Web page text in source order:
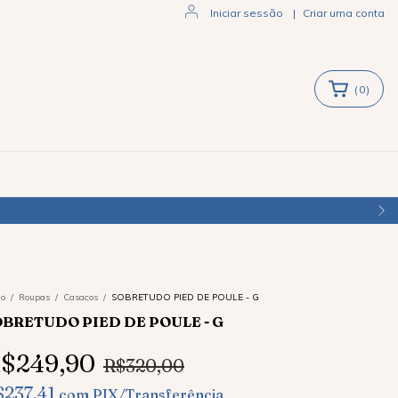
Iniciar sessão | Criar uma conta
( 0)
/ Roupas / Casacos / SOBRETUDO PIED DE POULE - G
PIED DE POULE - G
R$320,00
com PIX/Transferência